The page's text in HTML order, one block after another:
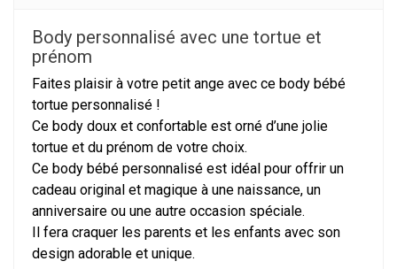
Body personnalisé avec une tortue et
prénom
Faites plaisir à votre petit ange avec ce body bébé
tortue personnalisé !
Ce body doux et confortable est orné d’une jolie
tortue et du prénom de votre choix.
Ce body bébé personnalisé est idéal pour offrir un
cadeau original et magique à une naissance, un
anniversaire ou une autre occasion spéciale.
Il fera craquer les parents et les enfants avec son
design adorable et unique.